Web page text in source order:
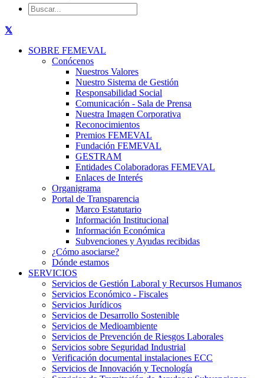
SOBRE FEMEVAL
Conócenos
Nuestros Valores
Nuestro Sistema de Gestión
Responsabilidad Social
Comunicación - Sala de Prensa
Nuestra Imagen Corporativa
Reconocimientos
Premios FEMEVAL
Fundación FEMEVAL
GESTRAM
Entidades Colaboradoras FEMEVAL
Enlaces de Interés
Organigrama
Portal de Transparencia
Marco Estatutario
Información Institucional
Información Económica
Subvenciones y Ayudas recibidas
¿Cómo asociarse?
Dónde estamos
SERVICIOS
Servicios de Gestión Laboral y Recursos Humanos
Servicios Económico - Fiscales
Servicios Jurídicos
Servicios de Desarrollo Sostenible
Servicios de Medioambiente
Servicios de Prevención de Riesgos Laborales
Servicios sobre Seguridad Industrial
Verificación documental instalaciones ECC
Servicios de Innovación y Tecnología